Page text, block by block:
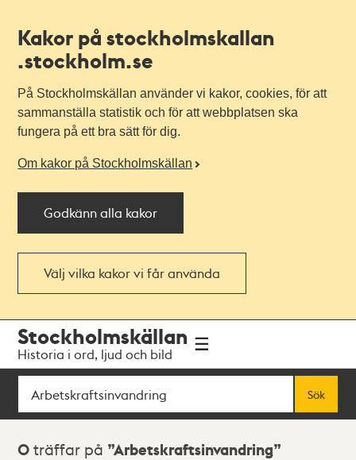
Kakor på stockholmskallan
.stockholm.se
På Stockholmskällan använder vi kakor, cookies, för att
sammanställa statistik och för att webbplatsen ska
fungera på ett bra sätt för dig.
Om kakor på Stockholmskällan
Godkänn alla kakor
Välj vilka kakor vi får använda
navigationen
huvudinnehållet
Stockholmskällan
Historia i ord, ljud och bild
Sök
Sök
Sökresultat
0 träffar på Arbetskraftsinvandring